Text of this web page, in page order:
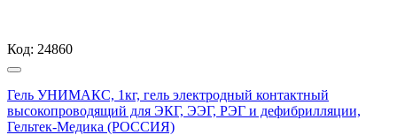
Код: 24860
Гель УНИМАКС, 1кг, гель электродный контактный
высокопроводящий для ЭКГ, ЭЭГ, РЭГ и дефибрилляции,
Гельтек-Медика (РОССИЯ)